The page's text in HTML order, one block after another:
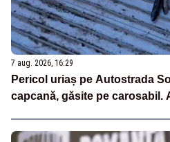
7 aug. 2026, 16:29
Pericol uriaș pe Autostrada
capcană, găsite pe carosabil.